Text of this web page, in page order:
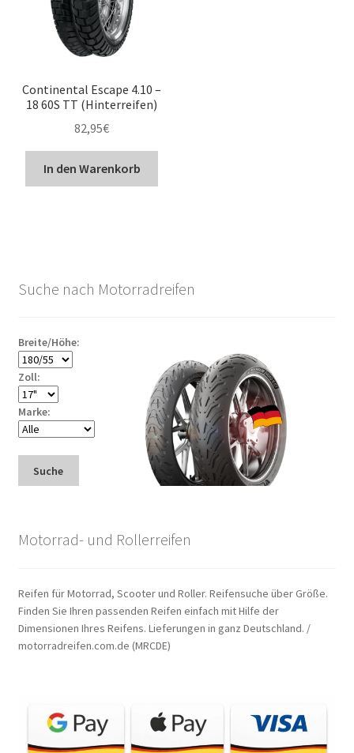
Continental Escape 4.10 –
18 60S TT (Hinterreifen)
82,95€
In den Warenkorb
Suche nach Motorradreifen
Breite/Höhe:
Zoll:
Marke:
Suche
Motorrad- und Rollerreifen
Reifen für Motorrad, Scooter und Roller. Reifensuche über Größe.
Finden Sie Ihren passenden Reifen einfach mit Hilfe der
Dimensionen Ihres Reifens. Lieferungen in ganz Deutschland. /
motorradreifen.com.de (MRCDE)